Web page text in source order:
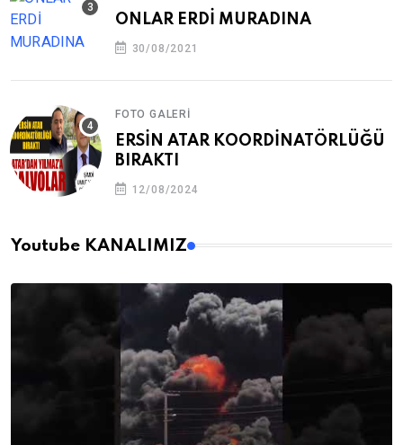
ONLAR ERDİ MURADINA
30/08/2021
FOTO GALERI
ERSİN ATAR KOORDİNATÖRLÜĞÜ
BIRAKTI
12/08/2024
Youtube KANALIMIZ